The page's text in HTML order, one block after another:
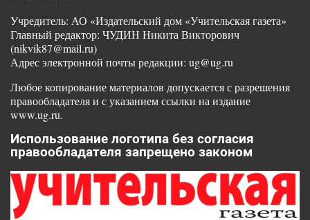
Учредитель: АО «Издательский дом «Учительская газета»
Главный редактор: ЧУДИН Никита Викторович
(nikvik87@mail.ru)
Адрес электронной почты редакции: ug@ug.ru
Любое копирование материалов допускается с разрешения
правообладателя и с указанием ссылки на издание
www.ug.ru.
Использование логотипа без согласия
правообладателя запрещено законом